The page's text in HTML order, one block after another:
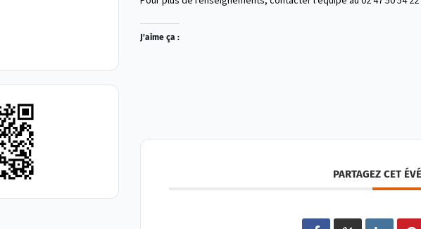
J’aime ça :
PARTAGEZ CET